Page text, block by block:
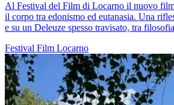
Al Festival del Film di Locarno il nuovo
il corpo tra edonismo ed eutanasia. Una
e su un Deleuze spesso travisato, tra
Festival Film Locarno